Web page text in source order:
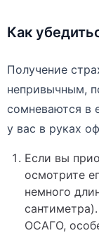
Как
Получение
непривычным,
сомневаются в
у вас в руках
Если вы
осмотрите
немного
ОСАГО,